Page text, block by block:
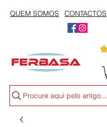
QUEM SOMOS CONTACTOS
Procure aqui pelo artigo...